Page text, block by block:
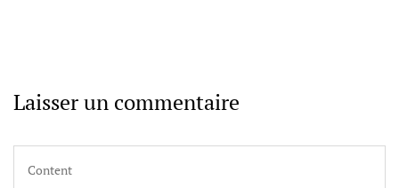
Laisser un commentaire